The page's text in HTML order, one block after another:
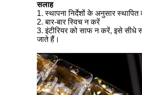
सलाह
1. स्थापना निर्देशों के अनुसार स्थापित
2. बार-बार स्विच न करें
3. इंटीरियर को साफ न करें, इसे
जाते हैं।